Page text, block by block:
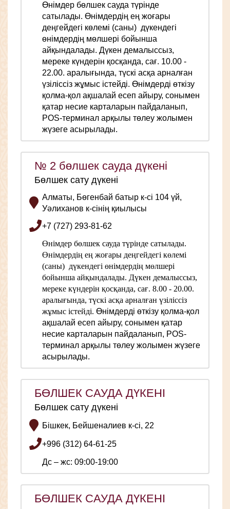
Өнімдер бөлшек сауда түрінде
сатылады. Өнімдердің ең жоғары
деңгейдегі көлемі (саны) дүкендегі
өнімдердің мөлшері бойынша
айқындалады. Дүкен демалыссыз,
мереке күндерін қосқанда, сағ. 10.00 -
22.00. аралығында, түскі асқа арналған
үзіліссіз жұмыс істейді. Өнімдерді өткізу
қолма-қол ақшалай есеп айыру, сонымен
қатар несие карталарын пайдаланып,
POS-терминал арқылы төлеу жолымен
жүзеге асырылады.
№ 2 бөлшек сауда дүкені
Бөлшек сату дүкені
Алматы, Бөгенбай батыр к-сі 104 үй,
Уәлиханов к-сінің қиылысы
+7 (727) 293-81-62
Өнімдер бөлшек сауда түрінде сатылады.
Өнімдердің ең жоғары деңгейдегі көлемі
(саны) дүкендегі өнімдердің мөлшері
бойынша айқындалады. Дүкен демалыссыз,
мереке күндерін қосқанда, сағ. 8.00 - 20.00.
аралығында, түскі асқа арналған үзіліссіз
жұмыс істейді. Өнімдерді өткізу қолма-қол
ақшалай есеп айыру, сонымен қатар
несие карталарын пайдаланып, POS-
терминал арқылы төлеу жолымен жүзеге
асырылады.
БӨЛШЕК САУДА ДҮКЕНІ
Бөлшек сату дүкені
Бішкек, Бейшеналиев к-сі, 22
+996 (312) 64-61-25
Дс – жс: 09:00-19:00
БӨЛШЕК САУДА ДҮКЕНІ